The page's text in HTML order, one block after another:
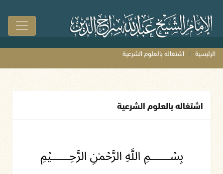
الرئيسية اشتغاله بالعلوم الشرعية
اشتغاله بالعلوم الشرعية
﷽